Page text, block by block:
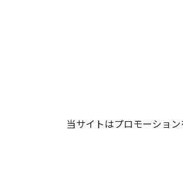
当サイトはプロモーショ